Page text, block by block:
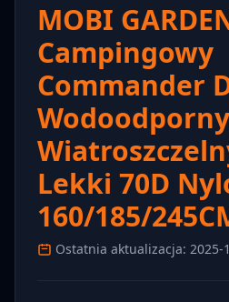
MOBI
Campingowy
Commander
Lekki 70D
160/185/
Ostatnia aktualizacja: 2025-